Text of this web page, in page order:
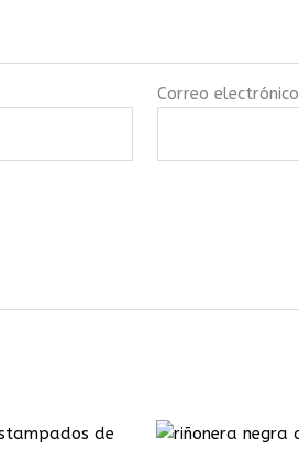
Correo electrónico